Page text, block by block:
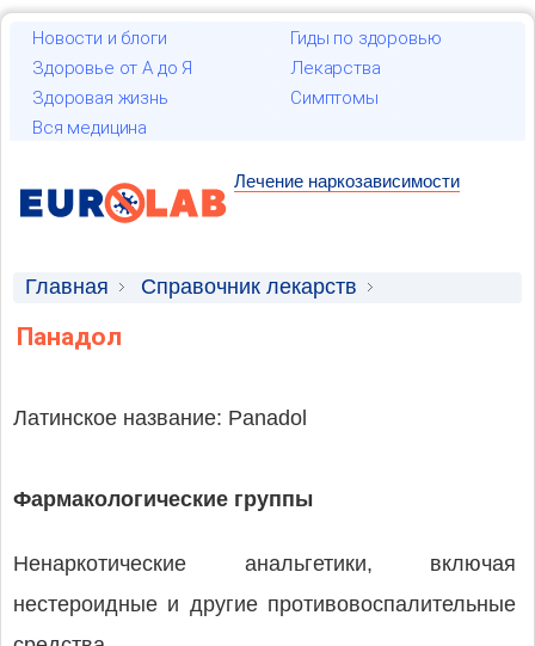
Новости и блоги
Гиды по здоровью
Здоровье от А до Я
Лекарства
Здоровая жизнь
Симптомы
Вся медицина
Лечение наркозависимости
Главная
Справочник лекарств
Лекарственные средства
Панадол
Латинское название: Panadol
Фармакологические группы
Ненаркотические анальгетики, включая
нестероидные и другие противовоспалительные